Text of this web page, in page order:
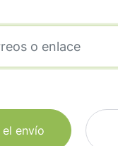
envío